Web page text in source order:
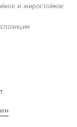
и жиростойкое